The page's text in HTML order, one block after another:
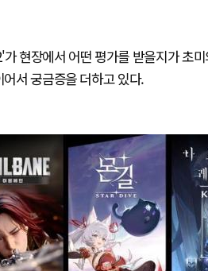
현장에서 어떤 평가를 받을지가 초
서 궁금증을 더하고 있다.